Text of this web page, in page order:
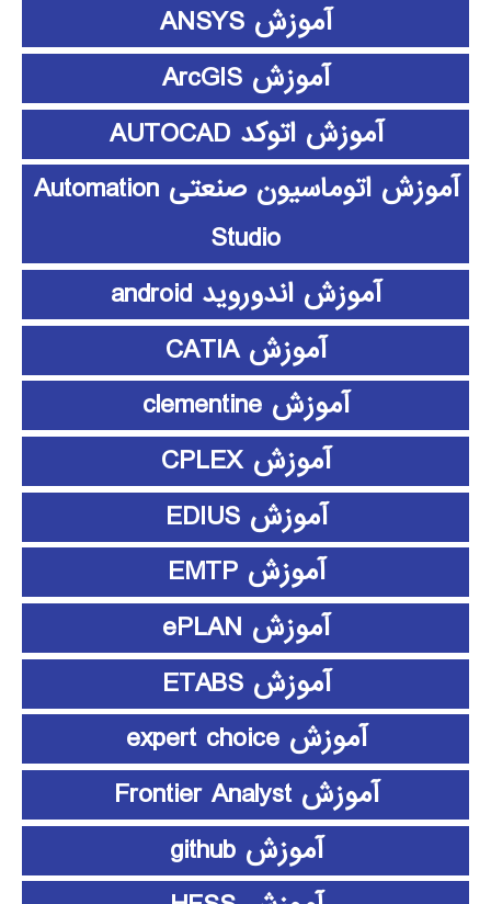
آموزش ANSYS
آموزش ArcGIS
آموزش اتوکد AUTOCAD
آموزش اتوماسیون صنعتی Automation
Studio
آموزش اندوروید android
آموزش CATIA
آموزش clementine
آموزش CPLEX
آموزش EDIUS
آموزش EMTP
آموزش ePLAN
آموزش ETABS
آموزش expert choice
آموزش Frontier Analyst
آموزش github